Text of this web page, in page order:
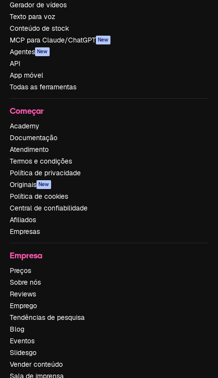
Gerador de vídeos
Texto para voz
Conteúdo de stock
MCP para Claude/ChatGPT New
Agentes New
API
App móvel
Todas as ferramentas
Começar
Academy
Documentação
Atendimento
Termos e condições
Política de privacidade
Originais New
Política de cookies
Central de confiabilidade
Afiliados
Empresas
Empresa
Preços
Sobre nós
Reviews
Emprego
Tendências de pesquisa
Blog
Eventos
Slidesgo
Vender conteúdo
Sala de imprensa